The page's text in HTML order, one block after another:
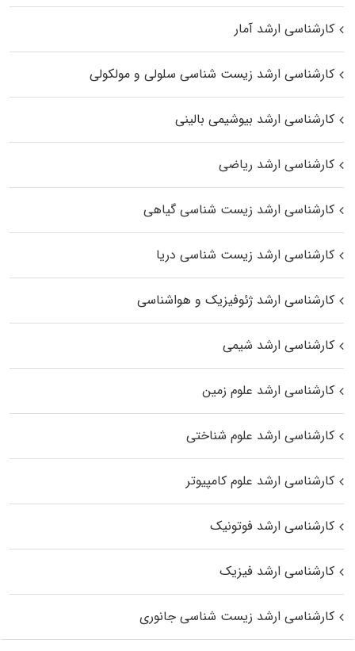
کارشناسی ارشد آمار
کارشناسی ارشد زیست شناسی سلولی و مولکولی
کارشناسی ارشد بیوشیمی بالینی
کارشناسی ارشد ریاضی
کارشناسی ارشد زیست‌ شناسی گیاهی
کارشناسی ارشد زیست‌ شناسی دریا
کارشناسی ارشد ژئوفیزیک و هواشناسی
کارشناسی ارشد شیمی
کارشناسی ارشد علوم زمین
کارشناسی ارشد علوم شناختی
کارشناسی ارشد علوم کامپیوتر
کارشناسی ارشد فوتونیک
کارشناسی ارشد فیزیک
کارشناسی ارشد زیست‌ شناسی جانوری